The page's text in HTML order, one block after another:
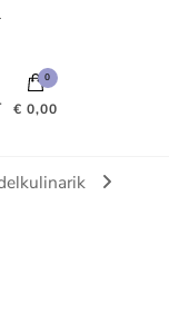
0
€ 0,00
Warenkorb.